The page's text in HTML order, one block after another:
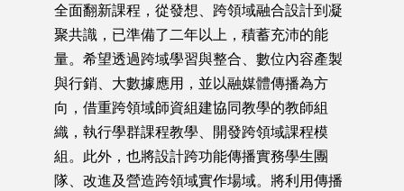
全面翻新課程，從發想、跨領域融合設計到凝
聚共識，已準備了二年以上，積蓄充沛的能
量。希望透過跨域學習與整合、數位內容產製
與行銷、大數據應用，並以融媒體傳播為方
向，借重跨領域師資組建協同教學的教師組
織，執行學群課程教學、開發跨領域課程模
組。此外，也將設計跨功能傳播實務學生團
隊、改進及營造跨領域實作場域。將利用傳播